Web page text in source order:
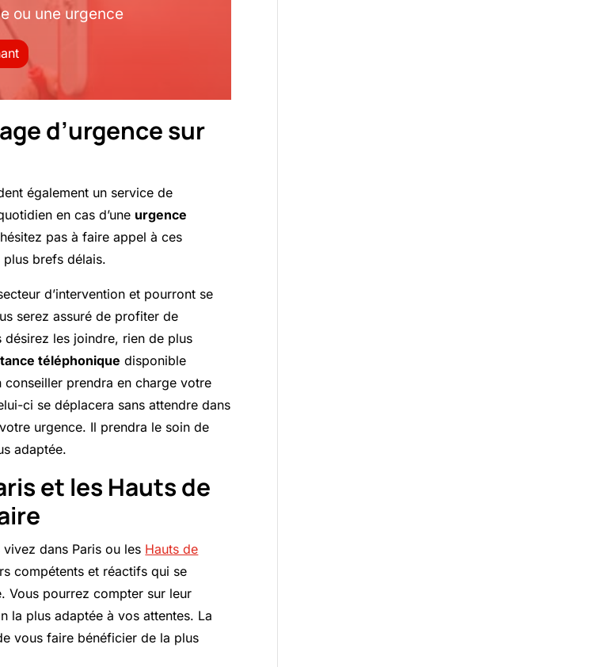
ou une urgence
d’urgence sur
également un service de
en cas d’une urgence
pas à faire appel à ces
brefs délais.
d’intervention et pourront se
serez assuré de profiter de
les joindre, rien de plus
téléphonique disponible
prendra en charge votre
ci se déplacera sans attendre dans
urgence. Il prendra le soin de
adaptée.
et les Hauts de
dans Paris ou les Hauts de
compétents et réactifs qui se
Vous pourrez compter sur leur
la plus adaptée à vos attentes. La
vous faire bénéficier de la plus